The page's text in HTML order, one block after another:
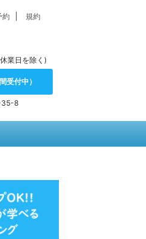
約 規約
業日を除く)
受付中）
35-8